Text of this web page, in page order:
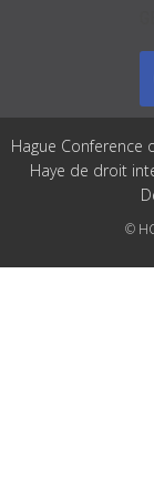
Hague Conference
Haye de droit
©